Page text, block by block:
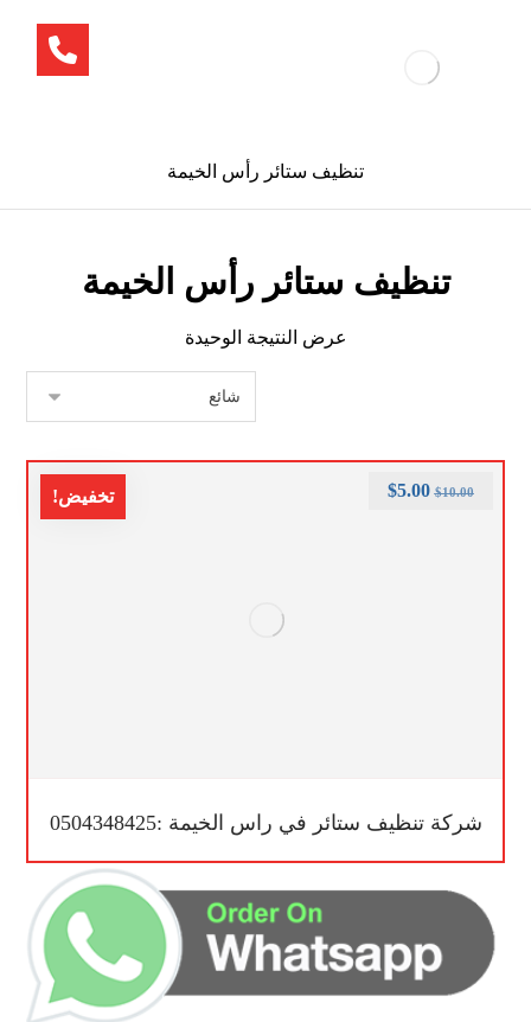
تنظيف ستائر رأس الخيمة
تنظيف ستائر رأس الخيمة
عرض النتيجة الوحيدة
تخفيض!
شركة تنظيف ستائر في راس الخيمة :0504348425
$10.00
$5.00